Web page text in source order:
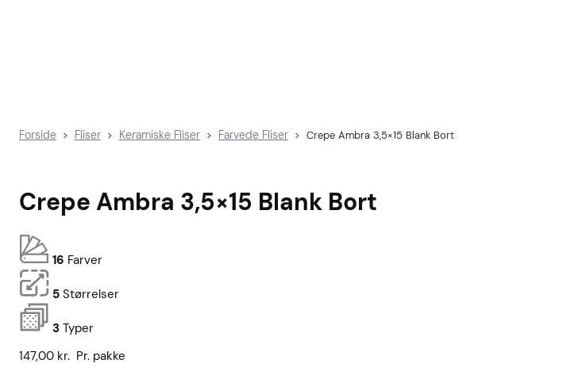
Forside > Fliser > Keramiske Fliser > Farvede Fliser > Crepe Ambra 3,5×15 Blank Bort
Crepe Ambra 3,5×15 Blank Bort
16 Farver
5 Størrelser
3 Typer
147,00 kr. Pr. pakke